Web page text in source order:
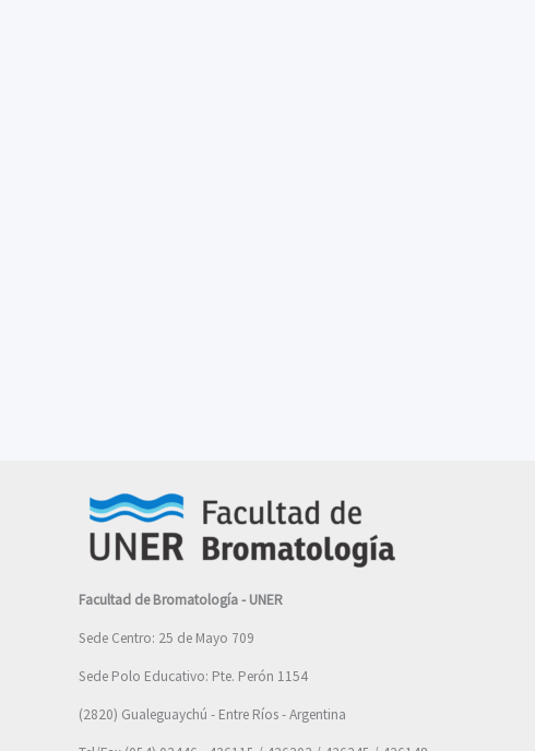
Facultad de Bromatología - UNER
Sede Centro: 25 de Mayo 709
Sede Polo Educativo: Pte. Perón 1154
(2820) Gualeguaychú - Entre Ríos - Argentina